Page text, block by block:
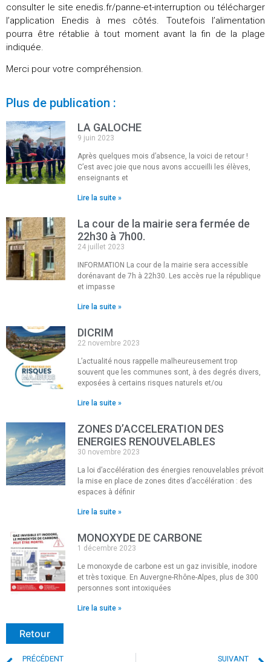
consulter le site enedis.fr/panne-et-interruption ou télécharger
l’application Enedis à mes côtés. Toutefois l’alimentation
pourra être rétablie à tout moment avant la fin de la plage
indiquée.
Merci pour votre compréhension.
Plus de publication :
LA GALOCHE
9 juin 2023
Après quelques mois d’absence, la voici de retour !
C’est avec joie que nous avons accueilli les élèves,
enseignants et
Lire la suite »
La cour de la mairie sera fermée de
22h30 à 7h00.
24 juillet 2023
INFORMATION La cour de la mairie sera accessible
dorénavant de 7h à 22h30. Les accès rue la république
et impasse
Lire la suite »
DICRIM
22 novembre 2023
L’actualité nous rappelle malheureusement trop
souvent que les communes sont, à des degrés divers,
exposées à certains risques naturels et/ou
Lire la suite »
ZONES D’ACCELERATION DES
ENERGIES RENOUVELABLES
30 novembre 2023
La loi d’accélération des énergies renouvelables prévoit
la mise en place de zones dites d’accélération : des
espaces à définir
Lire la suite »
MONOXYDE DE CARBONE
1 décembre 2023
Le monoxyde de carbone est un gaz invisible, inodore
et très toxique. En Auvergne-Rhône-Alpes, plus de 300
personnes sont intoxiquées
Lire la suite »
Retour
PRÉCÉDENT SUIVANT